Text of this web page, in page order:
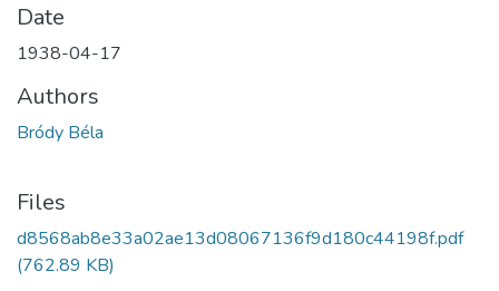
Date
1938-04-17
Authors
Bródy Béla
Files
d8568ab8e33a02ae13d08067136f9d180c44198f.pdf
(762.89 KB)